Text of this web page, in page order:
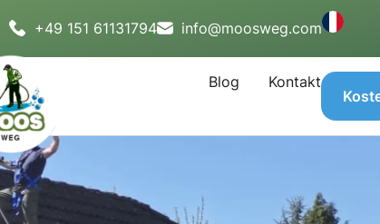
+49 151 61131794 info@moosweg.com
Blog
Kontakt